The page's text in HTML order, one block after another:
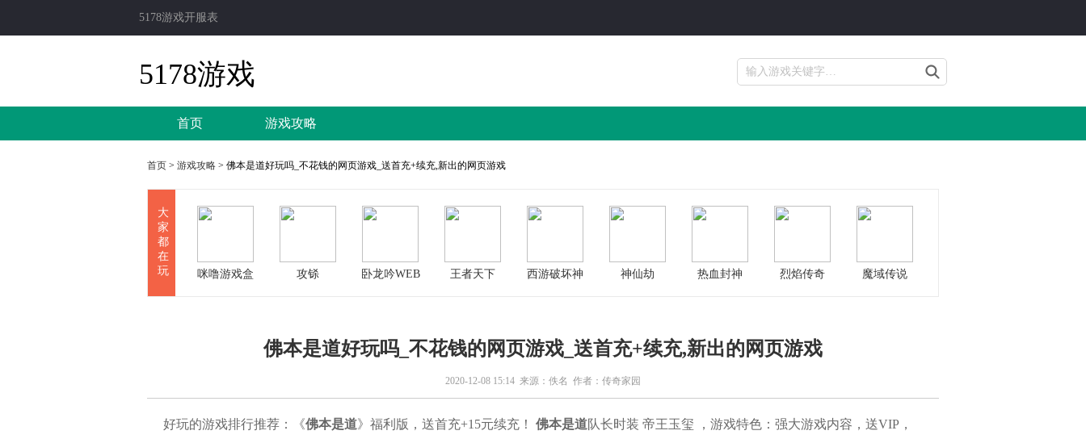
5178游戏开服表
5178游戏
首页 游戏攻略
首页 > 游戏攻略 > 佛本是道好玩吗_不花钱的网页游戏_送首充+续充,新出的网页游戏
大
家
都
在
玩
咪噜游戏盒
攻铩 卧龙吟WEB 王者天下 西游破坏神 神仙劫 热血封神 烈焰传奇 魔域传说
佛本是道好玩吗_不花钱的网页游戏_送首充+续充,新出的网页游戏
2020-12-08 15:14 来源： 佚名 作者： 传奇家园
好玩的游戏排行推荐：《佛本是道》福利版，送首充+15元续充！ 佛本是道队长时装 帝王玉玺 ，游戏特色：强大游戏内容，送VIP，